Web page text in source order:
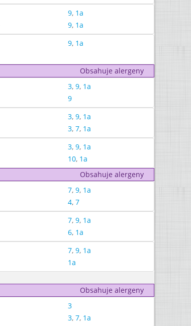
9, 1a
9, 1a
9, 1a
Obsahuje alergeny
3, 9, 1a
9
3, 9, 1a
3, 7, 1a
3, 9, 1a
10, 1a
Obsahuje alergeny
7, 9, 1a
4, 7
7, 9, 1a
6, 1a
7, 9, 1a
1a
Obsahuje alergeny
3
3, 7, 1a